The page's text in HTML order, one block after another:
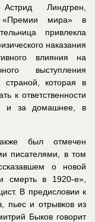
Линдгрен,
«Премии мира» в
привлекла
наказания
влияния на
выступления
которая в
к ответственности
и за домашнее, в
был отмечен
писателями, в том
о новой
смерть в 1920-е»,
В предисловии к
пьес и отрывков из
Быков говорит